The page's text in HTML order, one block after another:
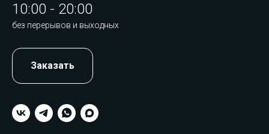
10:00 - 20:00
без перерывов и выходных
Заказать